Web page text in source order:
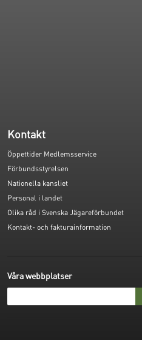
Kontakt
Öppettider Medlemsservice
Förbundsstyrelsen
Nationella kansliet
Personal i landet
Olika råd i Svenska Jägareförbundet
Kontakt- och fakturainformation
Våra webbplatser